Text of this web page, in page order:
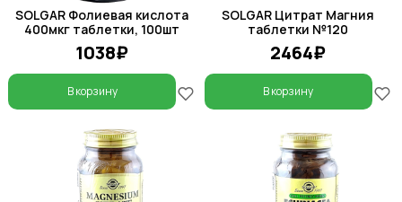
SOLGAR Фолиевая кислота
400мкг таблетки, 100шт
1038₽
В корзину
SOLGAR Цитрат Магния
таблетки №120
2464₽
В корзину